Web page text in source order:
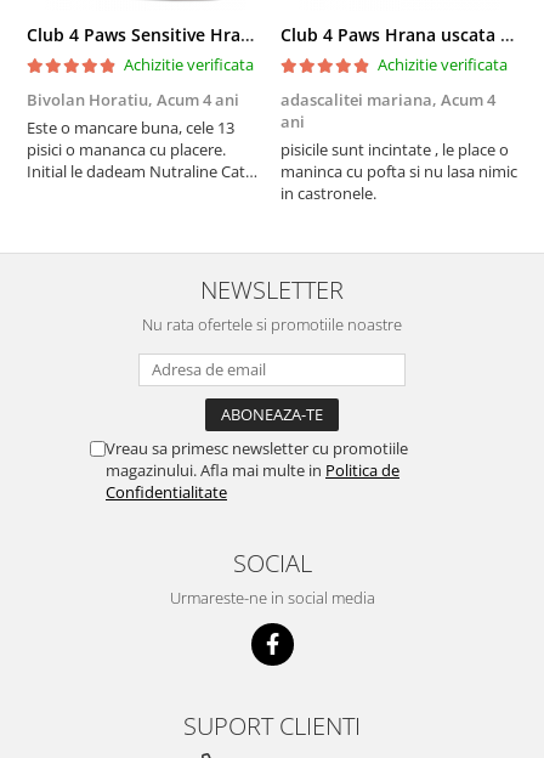
Club 4 Paws Sensitive Hrana uscata pisici adulte, 14kg
Achizitie verificata
Bivolan Horatiu, Acum 4 ani
Este o mancare buna, cele 13
pisici o mananca cu placere.
Initial le dadeam Nutraline Cat
nu o mananca cu placere. Eu
sunt multumit si voi continua cu
Club 4 Paws Hrana uscata pisici sterilizate, 2kg
Achizitie verificata
adascalitei mariana, Acum 4
ani
pisicile sunt incintate , le place o
maninca cu pofta si nu lasa nimic
in castronele.
NEWSLETTER
Nu rata ofertele si promotiile noastre
Vreau sa primesc newsletter cu promotiile
magazinului. Afla mai multe in Politica de
Confidentialitate
SOCIAL
Urmareste-ne in social media
SUPORT CLIENTI